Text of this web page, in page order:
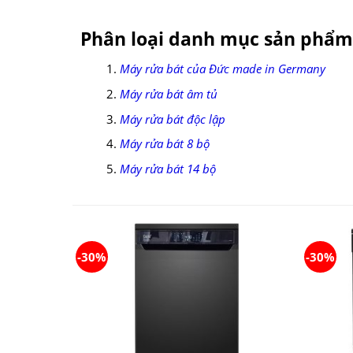
Phân loại danh mục sản phẩm
Máy rửa bát của Đức made in Germany
Máy rửa bát âm tủ
Máy rửa bát độc lập
Máy rửa bát 8 bộ
Máy rửa bát 14 bộ
-30% -30%